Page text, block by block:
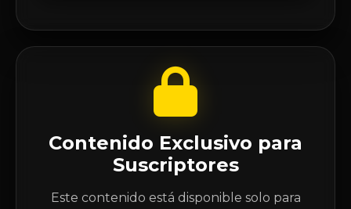
Contenido Exclusivo para
Suscriptores
Este contenido está disponible solo para